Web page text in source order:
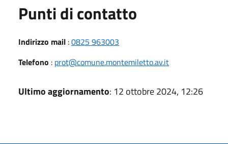
Punti di contatto
Indirizzo mail :0825 963003
Telefono : prot@comune.montemiletto.av.it
Ultimo aggiornamento: 12 ottobre 2024, 12:26